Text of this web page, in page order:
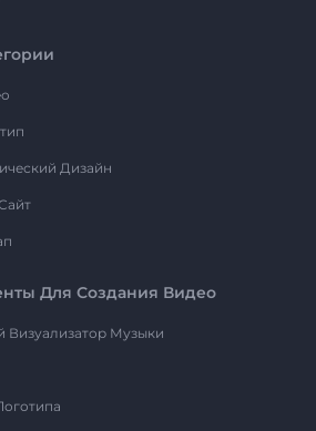
Дизайн
Для Создания Видео
Визуализатор Музыки